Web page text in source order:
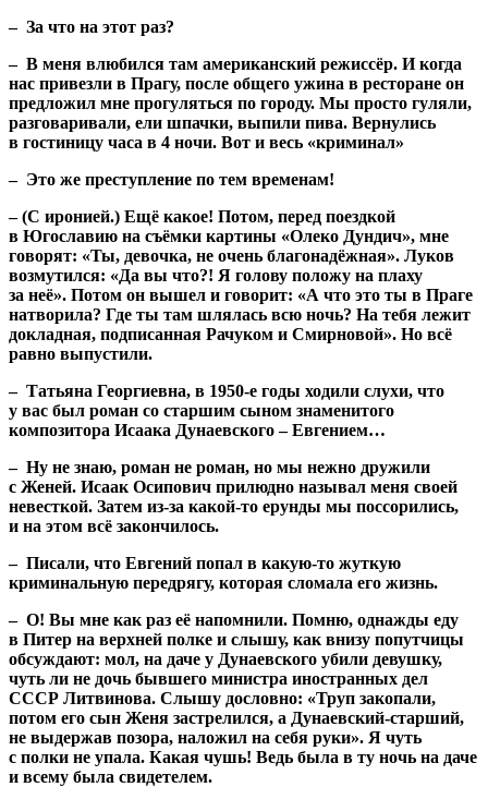
– За что на этот раз?
– В меня влюбился там американский режиссёр. И когда
нас привезли в Прагу, после общего ужина в ресторане он
предложил мне прогуляться по городу. Мы просто гуляли,
разговаривали, ели шпачки, выпили пива. Вернулись
в гостиницу часа в 4 ночи. Вот и весь «криминал»
– Это же преступление по тем временам!
– (С иронией.) Ещё какое! Потом, перед поездкой
в Югославию на съёмки картины «Олеко Дундич», мне
говорят: «Ты, девочка, не очень благонадёжная». Луков
возмутился: «Да вы что?! Я голову положу на плаху
за неё». Потом он вышел и говорит: «А что это ты в Праге
натворила? Где ты там шлялась всю ночь? На тебя лежит
докладная, подписанная Рачуком и Смирновой». Но всё
равно выпустили.
– Татьяна Георгиевна, в 1950-е годы ходили слухи, что
у вас был роман со старшим сыном знаменитого
композитора Исаака Дунаевского – Евгением…
– Ну не знаю, роман не роман, но мы нежно дружили
с Женей. Исаак Осипович прилюдно называл меня своей
невесткой. Затем из-за какой-то ерунды мы поссорились,
и на этом всё закончилось.
– Писали, что Евгений попал в какую-то жуткую
криминальную передрягу, которая сломала его жизнь.
– О! Вы мне как раз её напомнили. Помню, однажды еду
в Питер на верхней полке и слышу, как внизу попутчицы
обсуждают: мол, на даче у Дунаевского убили девушку,
чуть ли не дочь бывшего министра иностранных дел
СССР Литвинова. Слышу дословно: «Труп закопали,
потом его сын Женя застрелился, а Дунаевский-старший,
не выдержав позора, наложил на себя руки». Я чуть
с полки не упала. Какая чушь! Ведь была в ту ночь на даче
и всему была свидетелем.